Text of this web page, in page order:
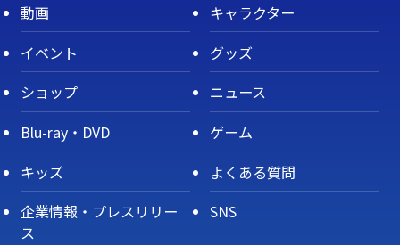
動画
キャラクター
イベント
グッズ
ショップ
ニュース
Blu-ray・DVD
ゲーム
キッズ
よくある質問
企業情報・プレスリリー
ス
SNS